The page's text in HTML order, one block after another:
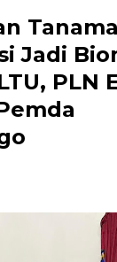
Jadi
PLN